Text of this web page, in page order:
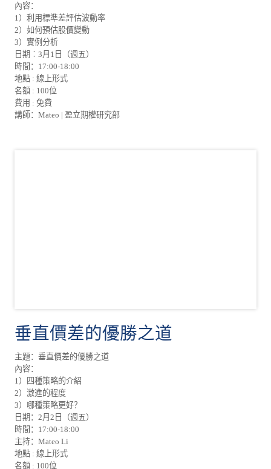
內容：
1）利用標準差評估波動率
2）如何預估股價變動
3）實例分析
日期︰3月1日（週五）
時間：17:00-18:00
地點 : 線上形式
名額 : 100位
費用 : 免費
講師：Mateo | 盈立期權研究部
垂直價差的優勝之道
主題：垂直價差的優勝之道
內容：
1）四種策略的介紹
2）激進的程度
3）哪種策略更好？
日期：2月2日（週五）
時間：17:00-18:00
主持：Mateo Li
地點 : 線上形式
名額 : 100位